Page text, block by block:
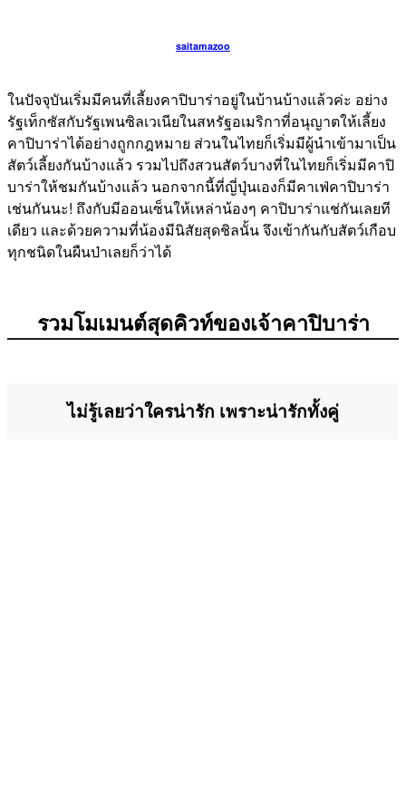
saitamazoo
ในปัจจุบันเริ่มมีคนที่เลี้ยงคาปิบาร่าอยู่ในบ้านบ้างแล้วค่ะ อย่าง
รัฐเท็กซัสกับรัฐเพนซิลเวเนียในสหรัฐอเมริกาที่อนุญาตให้เลี้ยง
คาปิบาร่าได้อย่างถูกกฎหมาย ส่วนในไทยก็เริ่มมีผู้นำเข้ามาเป็น
สัตว์เลี้ยงกันบ้างแล้ว รวมไปถึงสวนสัตว์บางที่ในไทยก็เริ่มมีคาปิ
บาร่าให้ชมกันบ้างแล้ว นอกจากนี้ที่ญี่ปุ่นเองก็มีคาเฟ่คาปิบาร่า
เช่นกันนะ! ถึงกับมีออนเซ็นให้เหล่าน้องๆ คาปิบาร่าแช่กันเลยที
เดียว และด้วยความที่น้องมีนิสัยสุดชิลนั้น จึงเข้ากันกับสัตว์เกือบ
ทุกชนิดในผืนป่าเลยก็ว่าได้
รวมโมเมนต์สุดคิวท์ของเจ้าคาปิบาร่า
ไม่รู้เลยว่าใครน่ารัก เพราะน่ารักทั้งคู่